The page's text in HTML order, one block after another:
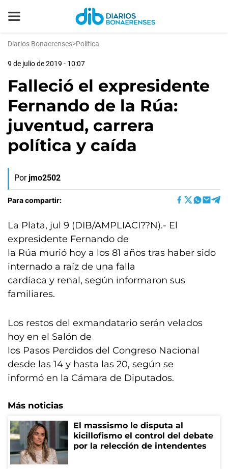
Diarios Bonaerenses>Política
9 de julio de 2019 - 10:07
Falleció el expresidente
Fernando de la Rúa:
juventud, carrera
política y caída
Por jmo2502
Para compartir:
La Plata, jul 9 (DIB/AMPLIACI??N).- El
expresidente Fernando de
la Rúa murió hoy a los 81 años tras haber sido
internado a raíz de una falla
cardíaca y renal, según informaron sus
familiares.
Los restos del exmandatario serán velados
hoy en el Salón de
los Pasos Perdidos del Congreso Nacional
desde las 14 y hasta las 20, según se
informó en la Cámara de Diputados.
Más noticias
El massismo le disputa al
kicillofismo el control del debate
por la relección de intendentes